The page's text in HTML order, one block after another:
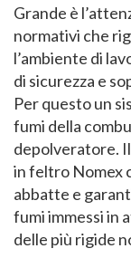
Grande è
normativi che
l’ambiente di
di sicurezza e
Per questo un
fumi della
depolveratore.
in feltro Nomex
abbatte e
fumi immessi in
delle più rigide